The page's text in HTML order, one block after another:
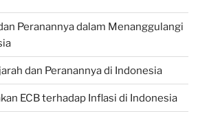
Peranannya dalam Menanggulangi
dan Peranannya di Indonesia
ECB terhadap Inflasi di Indonesia